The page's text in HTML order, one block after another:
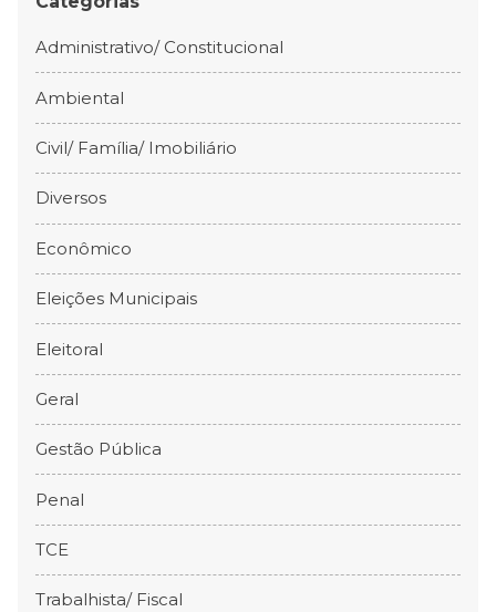
Administrativo/ Constitucional
Ambiental
Civil/ Família/ Imobiliário
Diversos
Econômico
Eleições Municipais
Eleitoral
Geral
Gestão Pública
Penal
TCE
Trabalhista/ Fiscal